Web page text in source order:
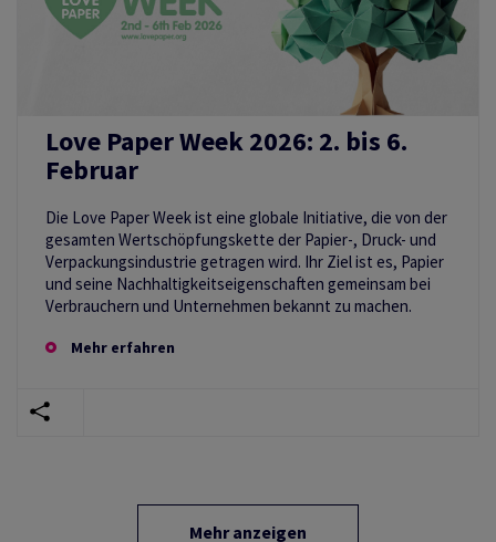
Love Paper Week 2026: 2. bis 6.
Februar
Die Love Paper Week ist eine globale Initiative, die von der
gesamten Wertschöpfungskette der Papier-, Druck- und
Verpackungsindustrie getragen wird. Ihr Ziel ist es, Papier
und seine Nachhaltigkeitseigenschaften gemeinsam bei
Verbrauchern und Unternehmen bekannt zu machen.
Mehr erfahren
Mehr anzeigen